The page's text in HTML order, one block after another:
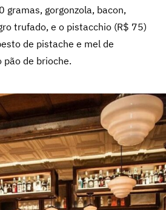
gramas, gorgonzola, bacon,
trufado, e o pistacchio (R$ 75)
de pistache e mel de
pão de brioche.